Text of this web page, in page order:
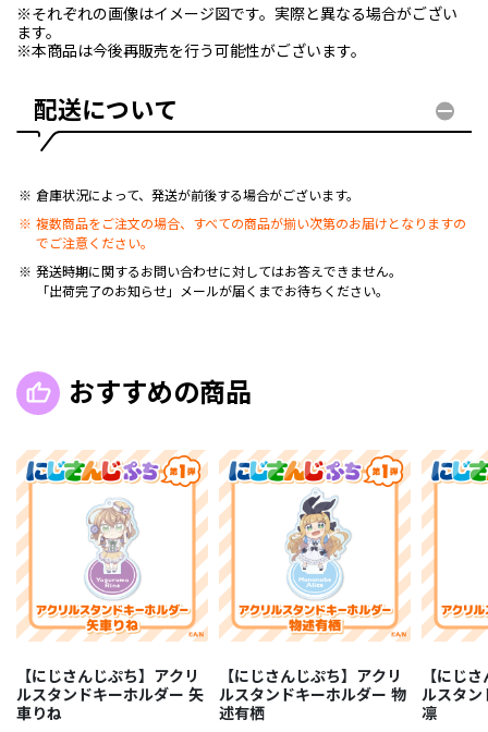
※それぞれの画像はイメージ図です。実際と異なる場合がござい
ます。
※本商品は今後再販売を行う可能性がございます。
配送について
倉庫状況によって、発送が前後する場合がございます。
複数商品をご注文の場合、すべての商品が揃い次第のお届けとなりますの
でご注意ください。
発送時期に関するお問い合わせに対してはお答えできません。
「出荷完了のお知らせ」メールが届くまでお待ちください。
おすすめの商品
【にじさんじぷち】アクリ
ルスタンドキーホルダー 矢
車りね
【にじさんじぷち】アクリ
ルスタンドキーホルダー 物
述有栖
【にじ
ルスタン
凛